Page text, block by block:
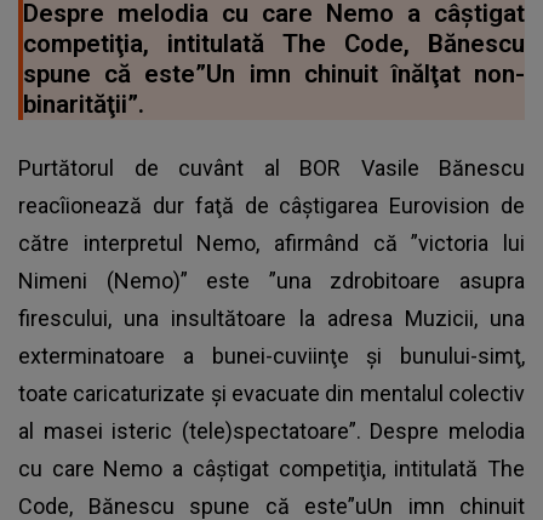
Despre melodia cu care Nemo a câştigat
competiţia, intitulată The Code, Bănescu
spune că este”Un imn chinuit înălţat non-
binarităţii”.
Purtătorul de cuvânt al BOR Vasile Bănescu
reacîionează dur faţă de câştigarea Eurovision de
către interpretul Nemo, afirmând că ”victoria lui
Nimeni (Nemo)” este ”una zdrobitoare asupra
firescului, una insultătoare la adresa Muzicii, una
exterminatoare a bunei-cuviinţe şi bunului-simţ,
toate caricaturizate şi evacuate din mentalul colectiv
al masei isteric (tele)spectatoare”. Despre melodia
cu care Nemo a câştigat competiţia, intitulată The
Code, Bănescu spune că este”uUn imn chinuit